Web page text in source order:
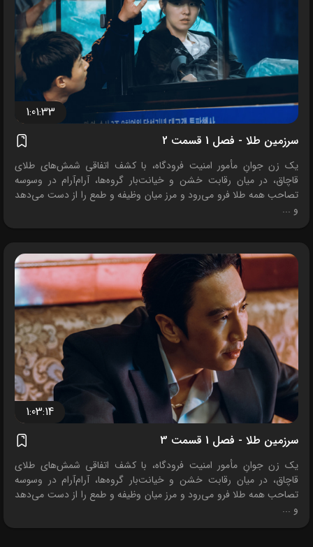
1:01:33
سرزمین طلا - فصل 1 قسمت 2
یک زن جوانِ مأمور امنیت فرودگاه، با کشف اتفاقی شمش‌های طلای
قاچاق، در میان رقابت خشن و خیانت‌بار گروه‌ها، آرام‌آرام در وسوسه
تصاحب همه طلا فرو می‌رود و مرز میان وظیفه و طمع را از دست می‌دهد
و ...
1:03:14
سرزمین طلا - فصل 1 قسمت 3
یک زن جوانِ مأمور امنیت فرودگاه، با کشف اتفاقی شمش‌های طلای
قاچاق، در میان رقابت خشن و خیانت‌بار گروه‌ها، آرام‌آرام در وسوسه
تصاحب همه طلا فرو می‌رود و مرز میان وظیفه و طمع را از دست می‌دهد
و ...